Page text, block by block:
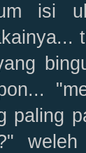
isi
paling